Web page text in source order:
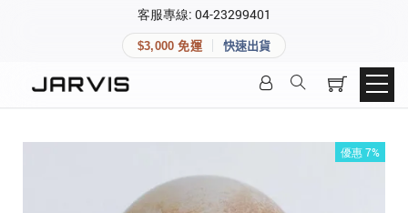
客服專線: 04-23299401
$3,000 免運 快速出貨
優惠 7%
快速連結
智能門鎖
登入後可查看訂單、會員資料與收藏清單。